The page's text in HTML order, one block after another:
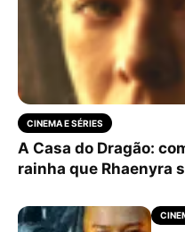
CINEMA E SÉRIES
A Casa do Dragão:
rainha que Rhaenyra